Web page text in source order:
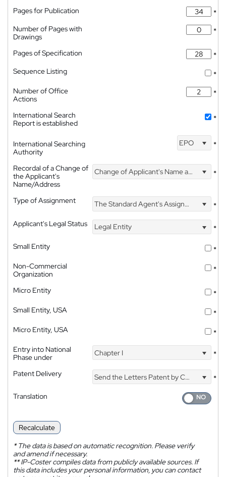
Pages for Publication
*
Number of Pages with
Drawings
*
Pages of Specification
*
Sequence Listing
*
Number of Office
Actions
*
International Search
Report is established
*
International Searching
Authority
EPO *
Recordal of a Change of
the Applicant's
Name/Address
Change of Applicant's Name and Address *
Type of Assignment The Standard Agent's Assignment
*
Applicant's Legal Status
Legal Entity
*
Small Entity
*
Non-Commercial
Organization
*
Micro Entity
*
Small Entity, USA
*
Micro Entity, USA
*
Entry into National
Phase under
Chapter I *
Patent Delivery Send the Letters Patent by Courier
*
Translation
Recalculate
*The data is based on automatic recognition. Please verify
and amend if necessary.
**IP-Coster compiles data from publicly available sources. If
this data includes your personal information, you can contact